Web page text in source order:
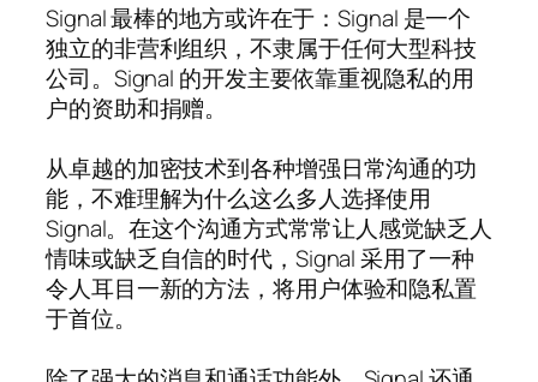
Signal 最棒的地方或许在于：Signal 是一个
独立的非营利组织，不隶属于任何大型科技
公司。Signal 的开发主要依靠重视隐私的用
户的资助和捐赠。
从卓越的加密技术到各种增强日常沟通的功
能，不难理解为什么这么多人选择使用
Signal。在这个沟通方式常常让人感觉缺乏人
情味或缺乏自信的时代，Signal 采用了一种
令人耳目一新的方法，将用户体验和隐私置
于首位。